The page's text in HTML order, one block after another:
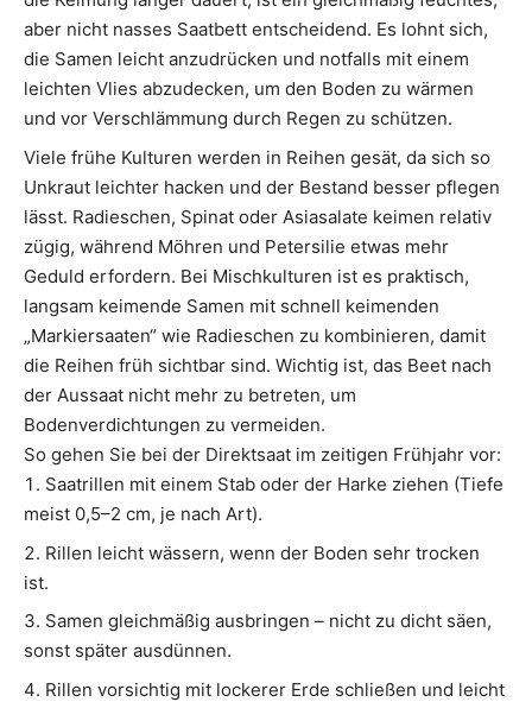
aber nicht nasses Saatbett entscheidend. Es lohnt sich,
die Samen leicht anzudrücken und notfalls mit einem
leichten Vlies abzudecken, um den Boden zu wärmen
und vor Verschlämmung durch Regen zu schützen.
Viele frühe Kulturen werden in Reihen gesät, da sich so
Unkraut leichter hacken und der Bestand besser pflegen
lässt. Radieschen, Spinat oder Asiasalate keimen relativ
zügig, während Möhren und Petersilie etwas mehr
Geduld erfordern. Bei Mischkulturen ist es praktisch,
langsam keimende Samen mit schnell keimenden
„Markiersaaten“ wie Radieschen zu kombinieren, damit
die Reihen früh sichtbar sind. Wichtig ist, das Beet nach
der Aussaat nicht mehr zu betreten, um
Bodenverdichtungen zu vermeiden.
So gehen Sie bei der Direktsaat im zeitigen Frühjahr vor:
Saatrillen mit einem Stab oder der Harke ziehen (Tiefe
meist 0,5–2 cm, je nach Art).
Rillen leicht wässern, wenn der Boden sehr trocken
ist.
Samen gleichmäßig ausbringen – nicht zu dicht säen,
sonst später ausdünnen.
Rillen vorsichtig mit lockerer Erde schließen und leicht